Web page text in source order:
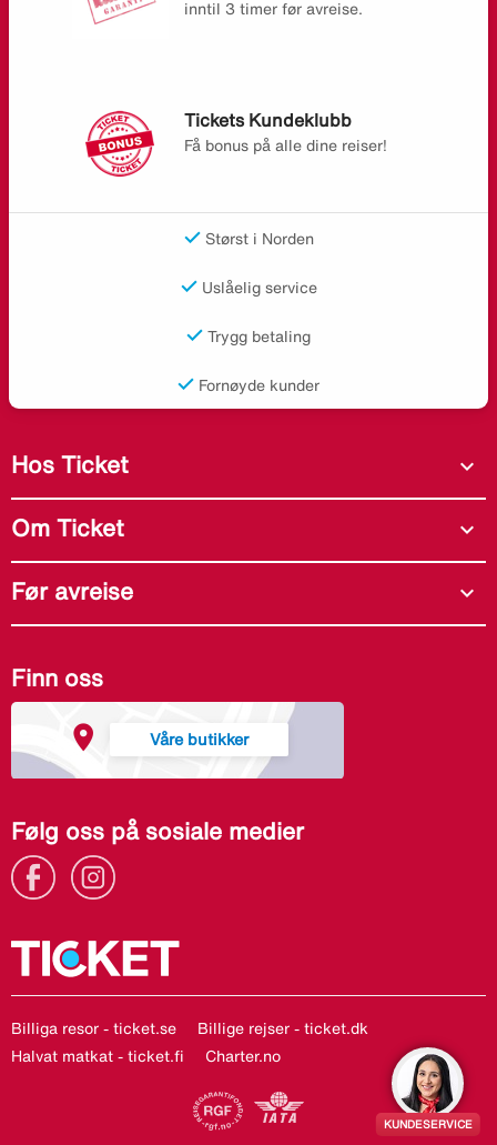
inntil 3 timer før avreise.
Tickets Kundeklubb
Få bonus på alle dine reiser!
Størst i Norden
Uslåelig service
Trygg betaling
Fornøyde kunder
Hos Ticket expand_more
Om Ticket expand_more
Før avreise expand_more
Finn oss
Våre butikker
Følg oss på sosiale medier
Billiga resor - ticket.se
Billige rejser - ticket.dk
Halvat matkat - ticket.fi
Charter.no
KUNDESERVICE